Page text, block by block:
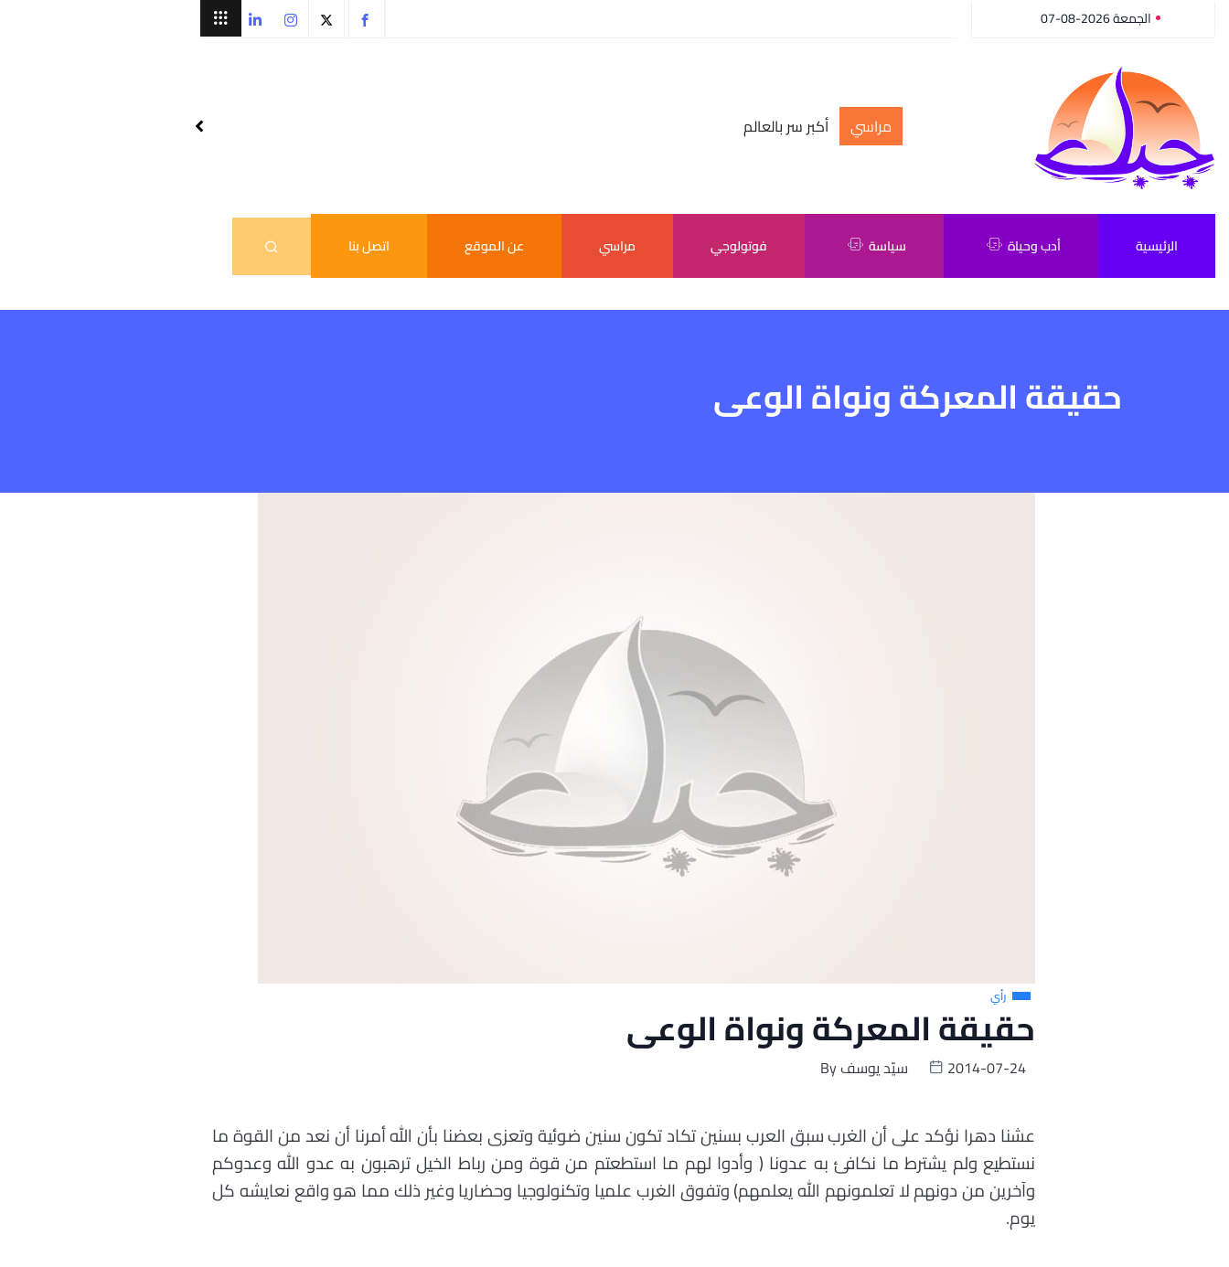
الجمعة 2026-08-07
مراسي أكبر سر بالعالم
الرئيسية أدب وحياة سياسة فوتولوجي مراسي عن الموقع اتصل بنا
حقيقة المعركة ونواة الوعى
رأي
حقيقة المعركة ونواة الوعى
Byسيّد يوسف 2014-07-24
عشنا دهرا نؤكد على أن الغرب سبق العرب بسنين تكاد تكون سنين ضوئية وتعزى بعضنا بأن الله أمرنا أن نعد من القوة ما
نستطيع ولم يشترط ما نكافئ به عدونا ( وأدوا لهم ما استطعتم من قوة ومن رباط الخيل ترهبون به عدو الله وعدوكم
وآخرين من دونهم لا تعلمونهم الله يعلمهم) وتفوق الغرب علميا وتكنولوجيا وحضاريا وغير ذلك مما هو واقع نعايشه كل
يوم.